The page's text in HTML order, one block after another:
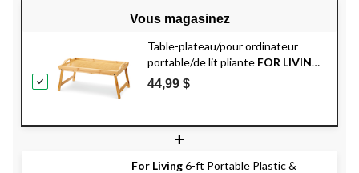
Vous magasinez
Table-plateau/pour ordinateur
portable/de lit pliante FOR LIVING
en bambou, portative
44,99 $
+
For Living6-ft Portable Plastic &